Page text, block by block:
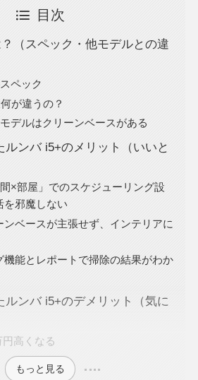
目次
（スペック・他モデルとの違
ペック
が違うの？
モデルはクリーンベースがある
ルンバ i5+のメリット（いいと
×部屋」でのスケジューリング設
を邪魔しない
ベースが主張せず、インテリアに
能とレポートで掃除の結果がわか
ルンバ i5+のデメリット（気に
高くなる
もっと見る